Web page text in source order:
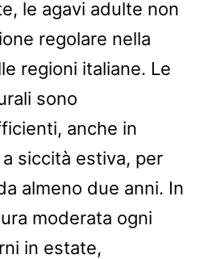
le agavi adulte non
regolare nella
regioni italiane. Le
sono
anche in
siccità estiva, per
almeno due anni. In
moderata ogni
in estate,